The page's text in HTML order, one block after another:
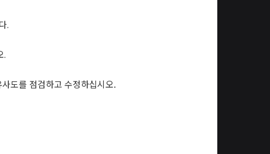
.
.
도를 점검하고 수정하십시오.